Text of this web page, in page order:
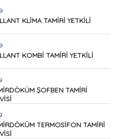
KLİMA TAMİRİ YETKİLİ
KOMBİ TAMİRİ YETKİLİ
ŞOFBEN TAMİRİ
TERMOSİFON TAMİRİ